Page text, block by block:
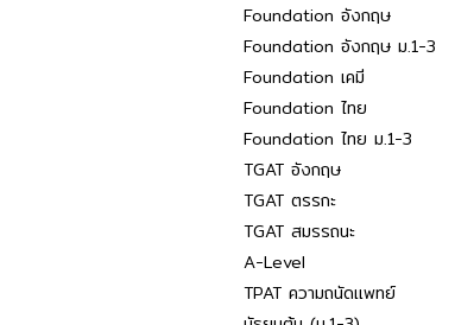
Foundation อังกฤษ
Foundation อังกฤษ ม.1-3
Foundation เคมี
Foundation ไทย
Foundation ไทย ม.1-3
TGAT อังกฤษ
TGAT ตรรกะ
TGAT สมรรถนะ
A-Level
TPAT ความถนัดแพทย์